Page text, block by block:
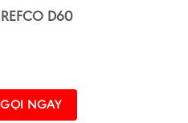
D60
GỌI NGAY